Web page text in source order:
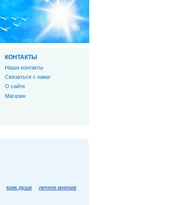
крик души личное мнение
КОНТАКТЫ
Наши контакты
Связаться с нами
О сайте
Магазин